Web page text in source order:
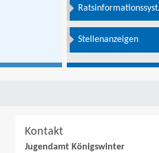
Stellenanzeigen
Kontakt
Jugendamt Königswinter